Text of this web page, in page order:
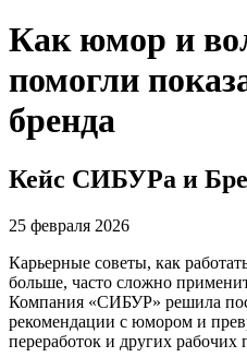
Как юмор и
помогли
бренда
Кейс СИБУРа и
25 февраля 2026
Карьерные советы, как
больше, часто сложно
Компания «СИБУР» решила
рекомендации с юмором и
переработок и других рабочих